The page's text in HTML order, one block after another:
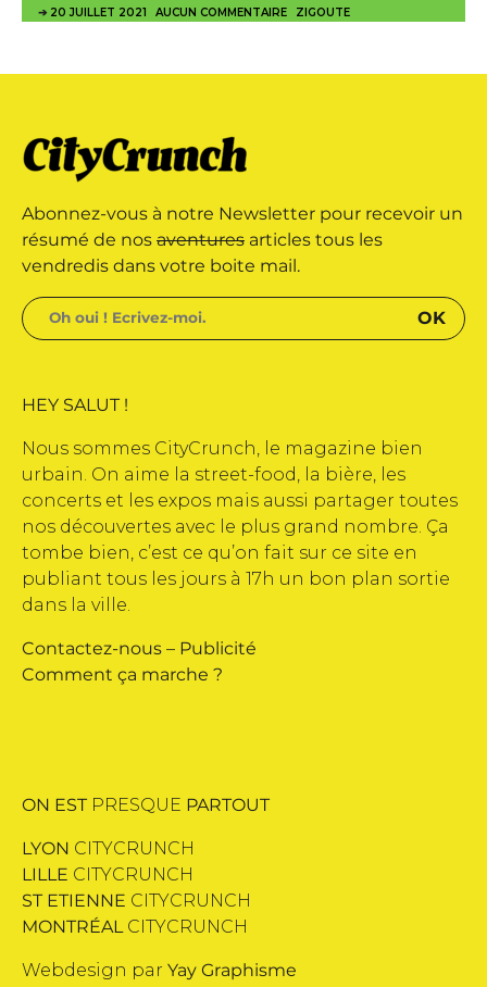
20 JUILLET 2021 AUCUN COMMENTAIRE ZIGOUTE
Abonnez-vous à notre Newsletter pour recevoir un
résumé de nos aventures articles tous les
vendredis dans votre boite mail.
HEY SALUT !
Nous sommes CityCrunch, le magazine bien
urbain. On aime la street-food, la bière, les
concerts et les expos mais aussi partager toutes
nos découvertes avec le plus grand nombre. Ça
tombe bien, c’est ce qu’on fait sur ce site en
publiant tous les jours à 17h un bon plan sortie
dans la ville.
Contactez-nous – Publicité
Comment ça marche ?
ON EST PRESQUE PARTOUT
LYON CITYCRUNCH
LILLE CITYCRUNCH
ST ETIENNE CITYCRUNCH
MONTRÉALCITYCRUNCH
Webdesign par Yay Graphisme